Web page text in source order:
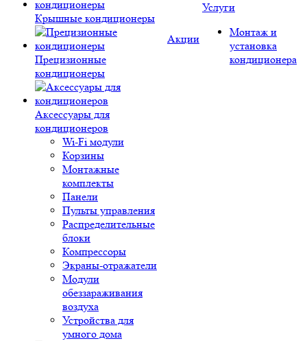
Крышные кондиционеры
Прецизионные
кондиционеры
Аксессуары для
кондиционеров
Wi-Fi модули
Корзины
Монтажные
комплекты
Панели
Пульты управления
Распределительные
блоки
Компрессоры
Экраны-отражатели
Модули
обеззараживания
воздуха
Устройства для
умного дома
Акции
Услуги
Монтаж и
установка
кондиционера